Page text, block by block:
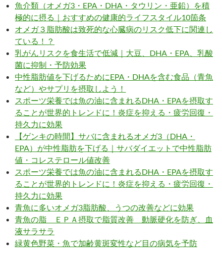
魚介類（オメガ3・EPA・DHA・タウリン・亜鉛）を積
極的に摂る｜おすすめの健康的ライフスタイル10箇条
オメガ３脂肪酸は致死的な心臓病のリスク低下に関連し
ている！？
乳がんリスクを食生活で低減｜大豆、DHA・EPA、乳酸
菌に抑制・予防効果
中性脂肪値を下げるためにEPA・DHAを含む食品（青魚
など）やサプリを摂取しよう！
スポーツ栄養では魚の油に含まれるDHA・EPAを摂取す
ることが世界的トレンドに！炎症を抑える・疲労回復・
持久力に効果
【ゲンキの時間】サバに含まれるオメガ3（DHA・
EPA）が中性脂肪を下げる｜サバダイエットで中性脂肪
値・コレステロール値改善
スポーツ栄養では魚の油に含まれるDHA・EPAを摂取す
ることが世界的トレンドに！炎症を抑える・疲労回復・
持久力に効果
青魚に多いオメガ3脂肪酸、うつの改善などに効果
青魚の脂 ＥＰＡ摂取で脂質改善 動脈硬化を防ぎ、血
液サラサラ
緑黄色野菜・魚で加齢黄斑変性など目の病気を予防